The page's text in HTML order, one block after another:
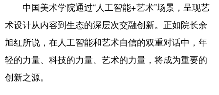
中国美术学院通过“人工智能+艺术”场景，呈现艺
术设计从内容到生态的深层次交融创新。正如院长余
旭红所说，在人工智能和艺术自信的双重对话中，年
轻的力量、科技的力量、艺术的力量，将成为重要的
创新之源。